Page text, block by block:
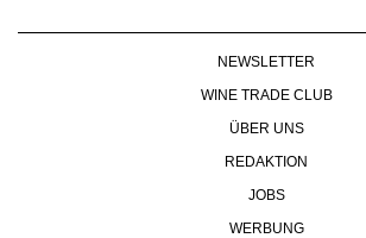
NEWSLETTER
WINE TRADE CLUB
ÜBER UNS
REDAKTION
JOBS
WERBUNG